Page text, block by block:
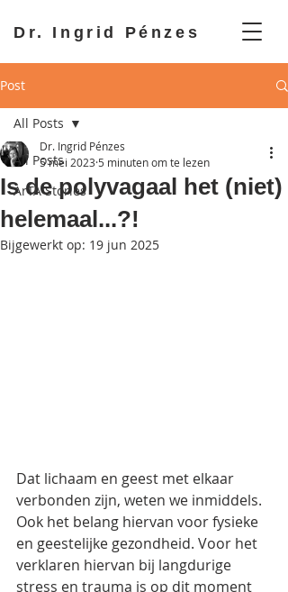
Dr. Ingrid Pénzes
Post
All Posts
ArTA Stories
All Posts
Is de polyvagaal het (niet)
helemaal...?!
Dr. Ingrid Pénzes
5 mei 2023 5 minuten om te lezen
Bijgewerkt op: 19 jun 2025
Dat lichaam en geest met elkaar
verbonden zijn, weten we inmiddels.
Ook het belang hiervan voor fysieke
en geestelijke gezondheid. Voor het
verklaren hiervan bij langdurige
stress en trauma is op dit moment